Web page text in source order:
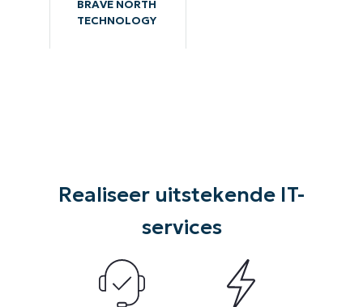
BRAVE NORTH
TECHNOLOGY
Realiseer uitstekende IT-
services